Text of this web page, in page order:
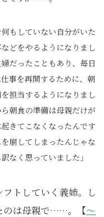
もしていない自分がいた
どをやるようになりまし
だったこともあり、毎日
事を再開するために、朝
担当するようになりまし
朝食の準備は母親だけが
きてこなくなったんです
崩してしまったんじゃな
なく思っていました」
トしていく義姉。し
のは母親で……。
【～